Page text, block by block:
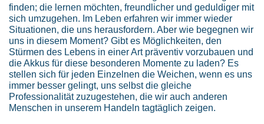
finden; die lernen möchten, freundlicher und geduldiger mit
sich umzugehen. Im Leben erfahren wir immer wieder
Situationen, die uns herausfordern. Aber wie begegnen wir
uns in diesem Moment? Gibt es Möglichkeiten, den
Stürmen des Lebens in einer Art präventiv vorzubauen und
die Akkus für diese besonderen Momente zu laden? Es
stellen sich für jeden Einzelnen die Weichen, wenn es uns
immer besser gelingt, uns selbst die gleiche
Professionalität zuzugestehen, die wir auch anderen
Menschen in unserem Handeln tagtäglich zeigen.